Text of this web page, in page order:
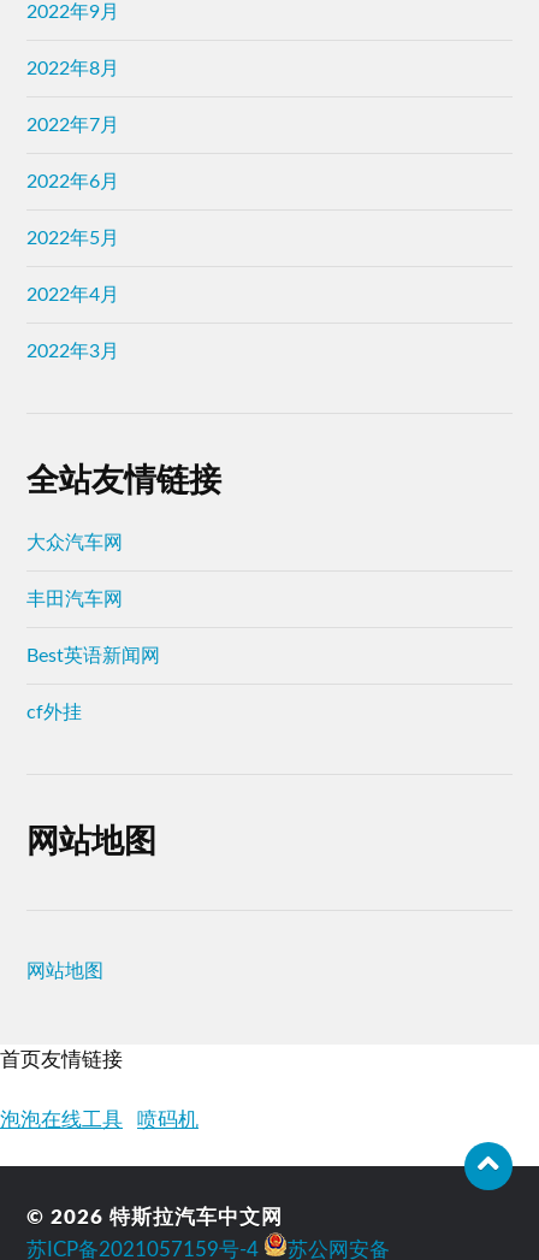
2022年9月
2022年8月
2022年7月
2022年6月
2022年5月
2022年4月
2022年3月
全站友情链接
大众汽车网
丰田汽车网
Best英语新闻网
cf外挂
网站地图
网站地图
首页友情链接
泡泡在线工具 喷码机
© 2026特斯拉汽车中文网
苏ICP备2021057159号-4
苏公网安备